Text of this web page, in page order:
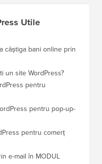
Utile
câștiga bani online prin
site WordPress?
pentru
pentru pop-up-